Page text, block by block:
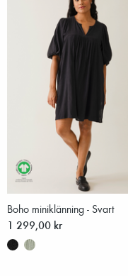
Boho miniklänning - Svart
1 299,00 kr